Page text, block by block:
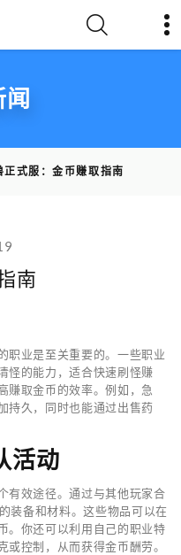
正式服：金币赚取指南
南
职业是至关重要的。一些职业
怪的能力，适合快速刷怪赚
赚取金币的效率。例如，急
持久，同时也能通过出售药
活动
有效途径。通过与其他玩家合
装备和材料。这些物品可以在
。你还可以利用自己的职业特
控制，从而获得金币酬劳。